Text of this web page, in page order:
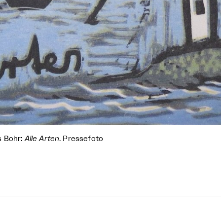
Bohr:Alle Arten. Pressefoto